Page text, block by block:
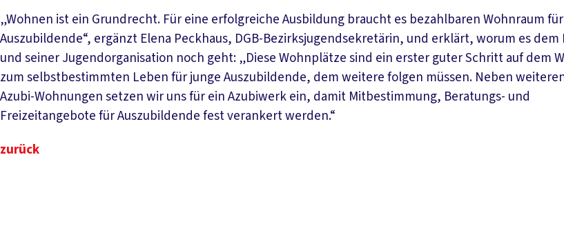
„Wohnen ist ein Grundrecht. Für eine erfolgreiche Ausbildung braucht es bezahlbaren Wohnraum für
Auszubildende“, ergänzt Elena Peckhaus, DGB-Bezirksjugendsekretärin, und erklärt, worum es dem
und seiner Jugendorganisation noch geht: „Diese Wohnplätze sind ein erster guter Schritt auf dem
zum selbstbestimmten Leben für junge Auszubildende, dem weitere folgen müssen. Neben
Azubi-Wohnungen setzen wir uns für ein Azubiwerk ein, damit Mitbestimmung, Beratungs- und
Freizeitangebote für Auszubildende fest verankert werden.“
zurück